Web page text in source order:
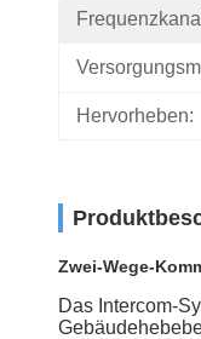
Hervorheben:
Zwei-Wege-
Das Intercom-